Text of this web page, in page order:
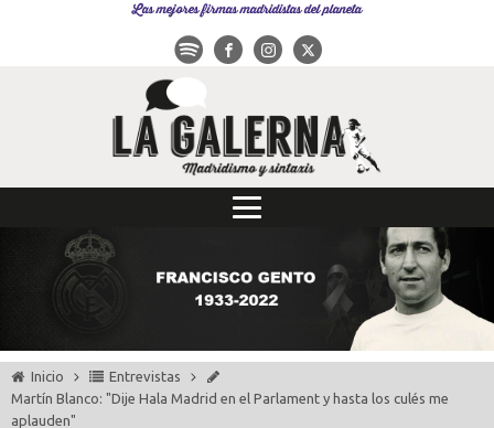
Las mejores firmas madridistas del planeta
Inicio
Entrevistas
Martín Blanco: "Dije Hala Madrid en el Parlament y hasta los culés me
aplauden"